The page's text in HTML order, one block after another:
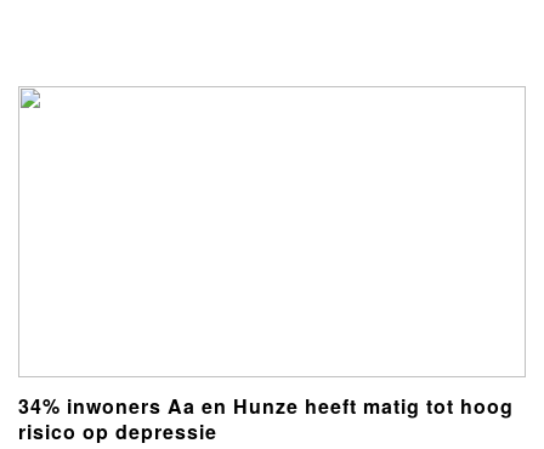
34% inwoners Aa en Hunze heeft matig tot hoog
risico op depressie